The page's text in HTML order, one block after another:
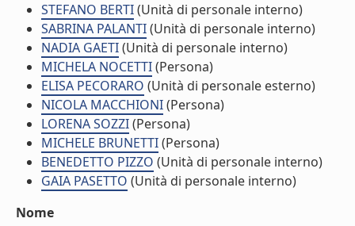
STEFANO BERTI(Unità di personale interno)
SABRINA PALANTI(Unità di personale interno)
NADIA GAETI(Unità di personale interno)
MICHELA NOCETTI(Persona)
ELISA PECORARO (Unità di personale esterno)
NICOLA MACCHIONI(Persona)
LORENA SOZZI(Persona)
MICHELE BRUNETTI(Persona)
BENEDETTO PIZZO (Unità di personale interno)
GAIA PASETTO (Unità di personale interno)
Nome